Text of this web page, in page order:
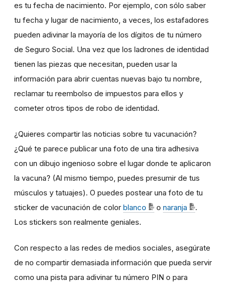
es tu fecha de nacimiento. Por ejemplo, con sólo saber
tu fecha y lugar de nacimiento, a veces, los estafadores
pueden adivinar la mayoría de los dígitos de tu número
de Seguro Social. Una vez que los ladrones de identidad
tienen las piezas que necesitan, pueden usar la
información para abrir cuentas nuevas bajo tu nombre,
reclamar tu reembolso de impuestos para ellos y
cometer otros tipos de robo de identidad.
¿Quieres compartir las noticias sobre tu vacunación?
¿Qué te parece publicar una foto de una tira adhesiva
con un dibujo ingenioso sobre el lugar donde te aplicaron
la vacuna? (Al mismo tiempo, puedes presumir de tus
músculos y tatuajes). O puedes postear una foto de tu
sticker de vacunación de color blanco o naranja
.
Los stickers son realmente geniales.
Con respecto a las redes de medios sociales, asegúrate
de no compartir demasiada información que pueda servir
como una pista para adivinar tu número PIN o para